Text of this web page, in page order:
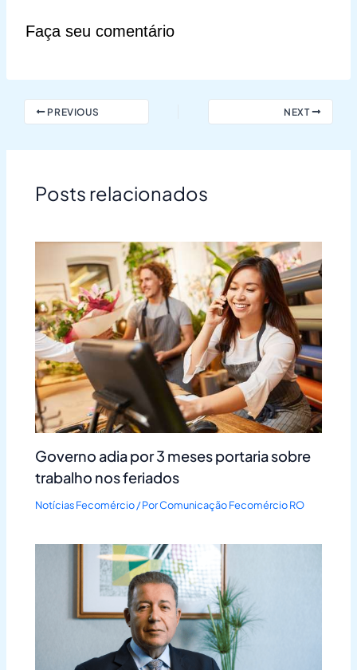
Faça seu comentário
PREVIOUS NEXT
Posts relacionados
Governo adia por 3 meses portaria sobre
trabalho nos feriados
Notícias Fecomércio/ PorComunicação Fecomércio RO